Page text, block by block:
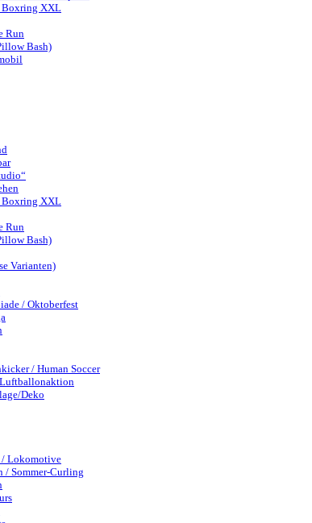
Boxring XXL
Run
Bash)
Boxring XXL
Run
Bash)
Varianten)
/ Oktoberfest
/ Human Soccer
Deko
/ Lokomotive
/ Sommer-Curling